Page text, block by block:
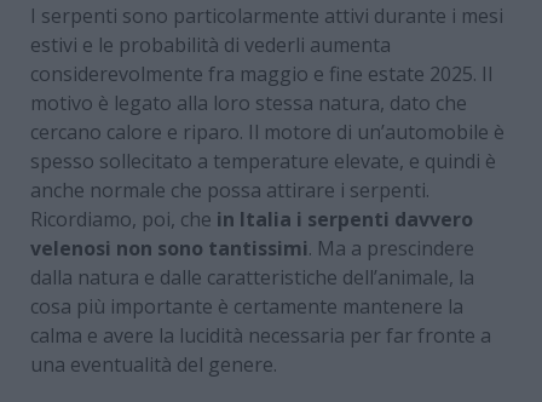
I serpenti sono particolarmente attivi durante i mesi
estivi e le probabilità di vederli aumenta
considerevolmente fra maggio e fine estate 2025. Il
motivo è legato alla loro stessa natura, dato che
cercano calore e riparo. Il motore di un’automobile è
spesso sollecitato a temperature elevate, e quindi è
anche normale che possa attirare i serpenti.
Ricordiamo, poi, che in Italia i serpenti davvero
velenosi non sono tantissimi. Ma a prescindere
dalla natura e dalle caratteristiche dell’animale, la
cosa più importante è certamente mantenere la
calma e avere la lucidità necessaria per far fronte a
una eventualità del genere.